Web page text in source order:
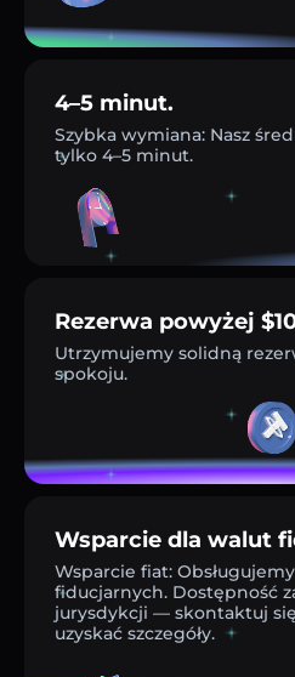
4–5 minut.
Szybka wymiana: Nasz
tylko 4–5 minut.
Rezerwa powyżej
Utrzymujemy solidną
spokoju.
Wsparcie dla walut
Wsparcie fiat:
fiducjarnych. Dostępność
jurysdykcji — skontaktuj
uzyskać szczegóły.